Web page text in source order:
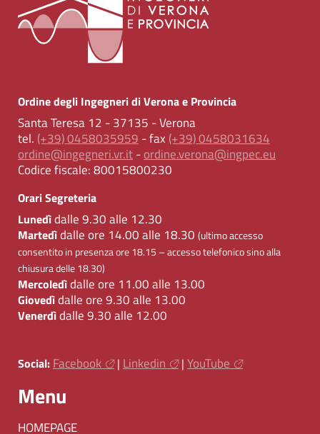
Ordine degli Ingegneri di Verona e Provincia
Santa Teresa 12 - 37135 - Verona
tel. (+39) 0458035959 - fax (+39) 0458031634
ordine@ingegneri.vr.it-ordine.verona@ingpec.eu
Codice fiscale:80015800230
Orari Segreteria
Lunedìdalle 9.30 alle 12.30
Martedìdalle ore 14.00 alle 18.30 (ultimo accesso
consentito in presenza ore 18.15 – accesso telefonico sino alla
chiusura delle 18.30)
Mercoledìdalle ore 11.00 alle 13.00
Giovedìdalle ore 9.30 alle 13.00
Venerdìdalle 9.30 alle 12.00
Social: Facebook | Linkedin | YouTube
Menu
HOMEPAGE